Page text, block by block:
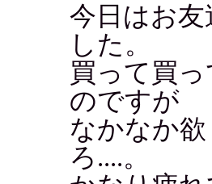
今日はお
した。
買って買
のですが
なかなか
ろ....。